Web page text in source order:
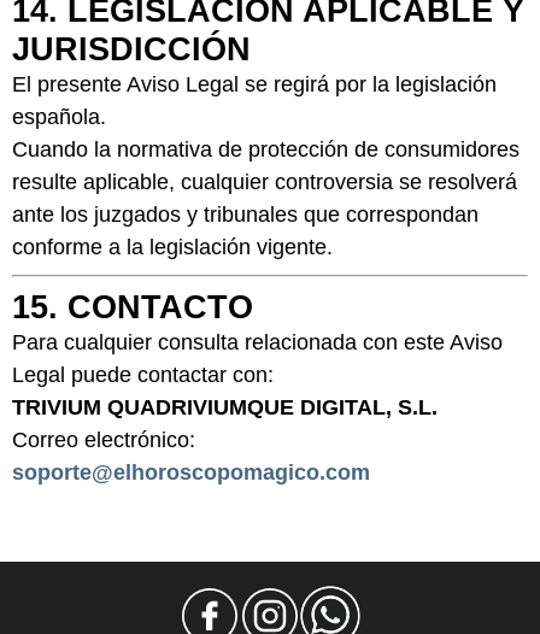
14. LEGISLACIÓN APLICABLE Y
JURISDICCIÓN
El presente Aviso Legal se regirá por la legislación
española.
Cuando la normativa de protección de consumidores
resulte aplicable, cualquier controversia se resolverá
ante los juzgados y tribunales que correspondan
conforme a la legislación vigente.
15. CONTACTO
Para cualquier consulta relacionada con este Aviso
Legal puede contactar con:
TRIVIUM QUADRIVIUMQUE DIGITAL, S.L.
Correo electrónico:
soporte@elhoroscopomagico.com